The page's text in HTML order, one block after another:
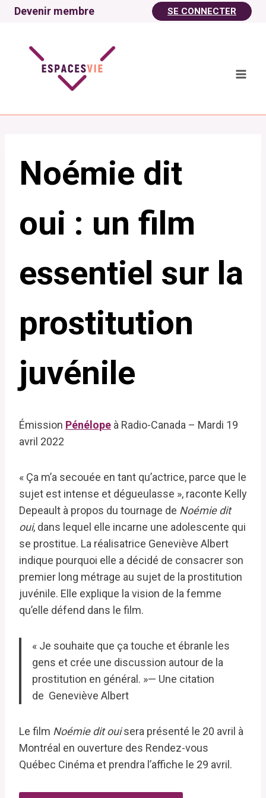
AllerDevenir membre SE CONNECTER
Noémie dit
oui : un film
essentiel sur la
prostitution
juvénile
Émission Pénélope à Radio-Canada – Mardi 19
avril 2022
« Ça m’a secouée en tant qu’actrice, parce que le
sujet est intense et dégueulasse », raconte Kelly
Depeault à propos du tournage de Noémie dit
oui, dans lequel elle incarne une adolescente qui
se prostitue. La réalisatrice Geneviève Albert
indique pourquoi elle a décidé de consacrer son
premier long métrage au sujet de la prostitution
juvénile. Elle explique la vision de la femme
qu’elle défend dans le film.
« Je souhaite que ça touche et ébranle les
gens et crée une discussion autour de la
prostitution en général. »— Une citation
de Geneviève Albert
Le film Noémie dit ouisera présenté le 20 avril à
Montréal en ouverture des Rendez-vous
Québec Cinéma et prendra l’affiche le 29 avril.